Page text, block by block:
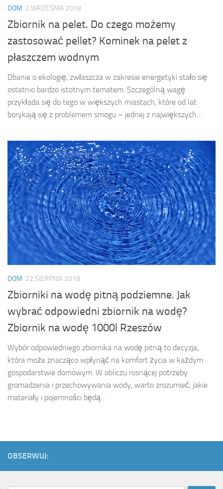
DOM 2 WRZEŚNIA 2018
Zbiornik na pelet. Do czego możemy
zastosować pellet? Kominek na pelet z
płaszczem wodnym
Dbanie o ekologię, zwłaszcza w zakresie energetyki stało się
ostatnio bardzo istotnym tematem. Szczególną wagę
przykłada się do tego w większych miastach, które od lat
borykają się z problemem smogu – jednej z największych...
DOM 22 SIERPNIA 2018
Zbiorniki na wodę pitną podziemne. Jak
wybrać odpowiedni zbiornik na wodę?
Zbiornik na wodę 1000l Rzeszów
Wybór odpowiedniego zbiornika na wodę pitną to decyzja,
która może znacząco wpłynąć na komfort życia w każdym
gospodarstwie domowym. W obliczu rosnącej potrzeby
gromadzenia i przechowywania wody, warto zrozumieć, jakie
materiały i pojemności będą...
OBSERWUJ: